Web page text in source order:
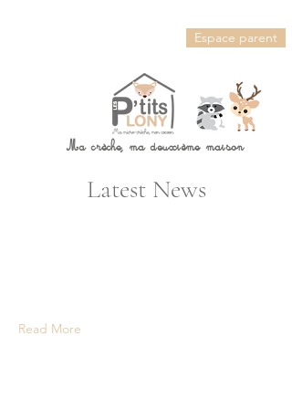
Espace parent
Ma crèche, ma deuxième maison
Latest News
Read More